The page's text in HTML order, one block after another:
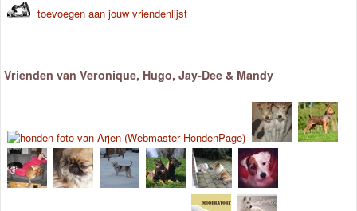
toevoegen aan jouw vriendenlijst
Vrienden van Veronique, Hugo, Jay-Dee & Mandy